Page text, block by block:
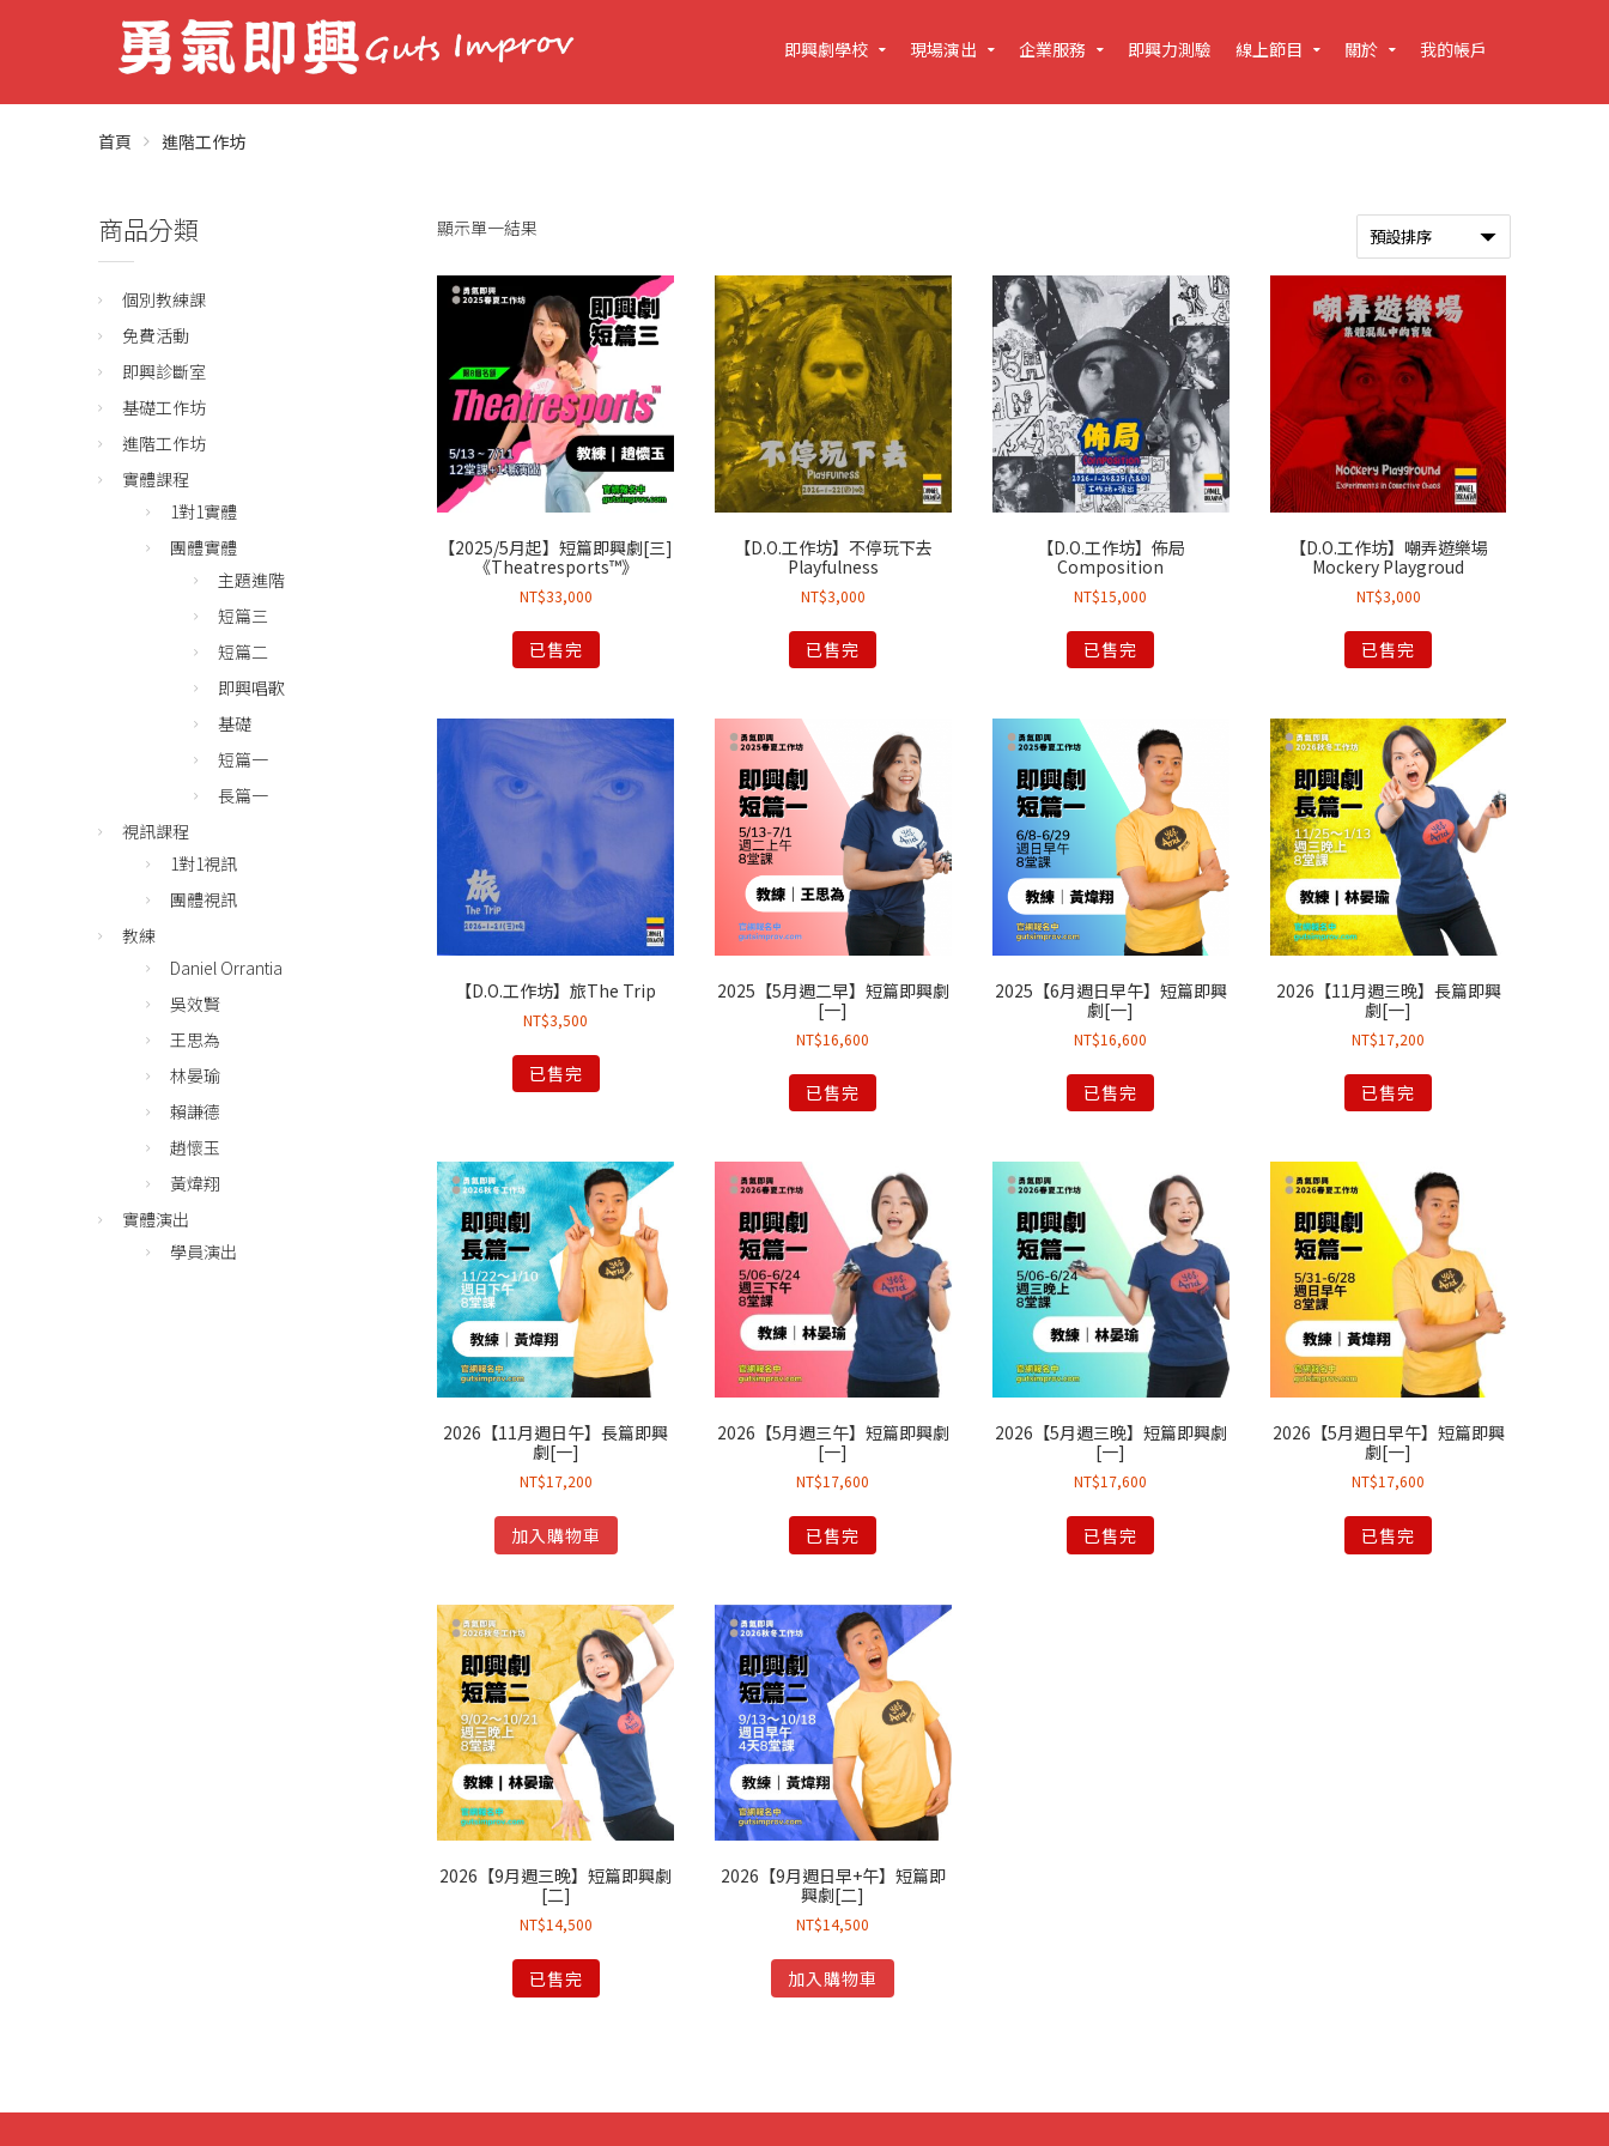
即興劇學校 現場演出 企業服務 即興力測驗 線上節目 關於 我的帳戶
首頁 進階工作坊
顯示單一結果
【2025/5月起】短篇即興劇[三]
《Theatresports™》
NT$33,000
已售完
【D.O.工作坊】不停玩下去
Playfulness
NT$3,000
已售完
【D.O.工作坊】佈局
Composition
NT$15,000
已售完
【D.O.工作坊】嘲弄遊樂場
Mockery Playgroud
NT$3,000
已售完
【D.O.工作坊】旅The Trip
NT$3,500
已售完
2025【5月週二早】短篇即興劇
[一]
NT$16,600
已售完
2025【6月週日早午】短篇即興
劇[一]
NT$16,600
已售完
2026【11月週三晚】長篇即興
劇[一]
NT$17,200
已售完
2026【11月週日午】長篇即興
劇[一]
NT$17,200
加入購物車
2026【5月週三午】短篇即興劇
[一]
NT$17,600
已售完
2026【5月週三晚】短篇即興劇
[一]
NT$17,600
已售完
2026【5月週日早午】短篇即興
劇[一]
NT$17,600
已售完
2026【9月週三晚】短篇即興劇
[二]
NT$14,500
已售完
2026【9月週日早+午】短篇即
興劇[二]
NT$14,500
加入購物車
商品分類
個別教練課
免費活動
即興診斷室
基礎工作坊
進階工作坊
實體課程
1對1實體
團體實體
主題進階
短篇三
短篇二
即興唱歌
基礎
短篇一
長篇一
視訊課程
1對1視訊
團體視訊
教練
Daniel Orrantia
吳效賢
王思為
林晏瑜
賴謙德
趙懷玉
黃煒翔
實體演出
學員演出